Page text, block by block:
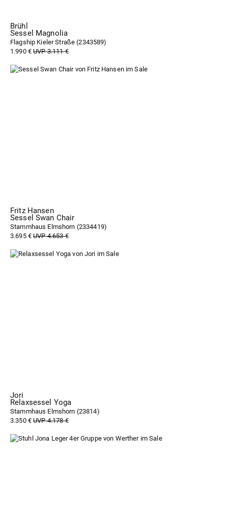
Brühl
Sessel Magnolia
Flagship Kieler Straße (2343589)
1.990 €UVP 3.111 €
Fritz Hansen
Sessel Swan Chair
Stammhaus Elmshorn (2334419)
3.695 €UVP 4.653 €
Jori
Relaxsessel Yoga
Stammhaus Elmshorn (23814)
3.350 €UVP 4.178 €